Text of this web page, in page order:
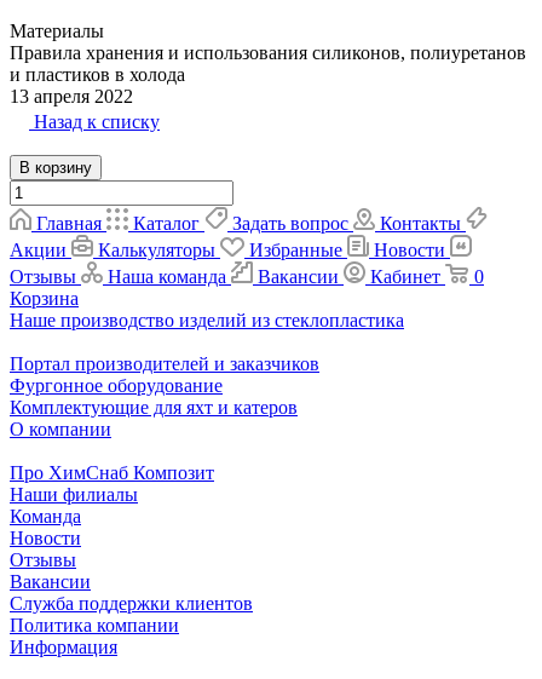
Материалы
Правила хранения и использования силиконов, полиуретанов
и пластиков в холода
13 апреля 2022
Назад к списку
В корзину
Главная Каталог Задать вопрос
Контакты
Акции
Калькуляторы Избранные
Новости
Отзывы
Наша команда Вакансии Кабинет
0
Корзина
Наше производство изделий из стеклопластика
Портал производителей и заказчиков
Фургонное оборудование
Комплектующие для яхт и катеров
О компании
Про ХимСнаб Композит
Наши филиалы
Команда
Новости
Отзывы
Вакансии
Служба поддержки клиентов
Политика компании
Информация